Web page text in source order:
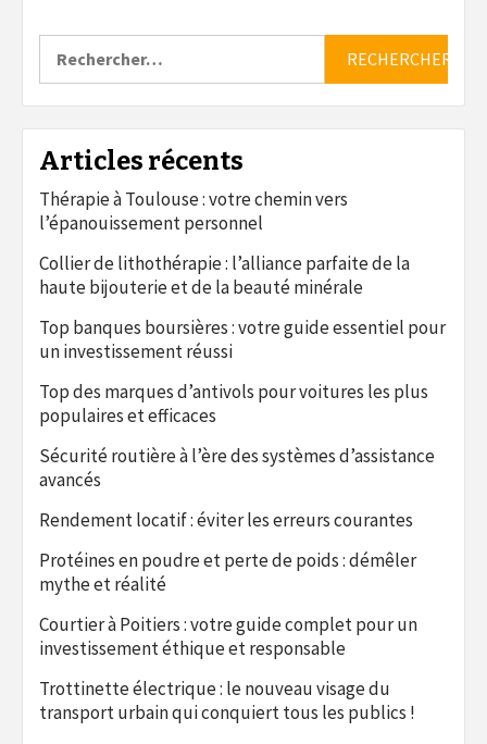
Articles récents
Thérapie à Toulouse : votre chemin vers
l’épanouissement personnel
Collier de lithothérapie : l’alliance parfaite de la
haute bijouterie et de la beauté minérale
Top banques boursières : votre guide essentiel pour
un investissement réussi
Top des marques d’antivols pour voitures les plus
populaires et efficaces
Sécurité routière à l’ère des systèmes d’assistance
avancés
Rendement locatif : éviter les erreurs courantes
Protéines en poudre et perte de poids : démêler
mythe et réalité
Courtier à Poitiers : votre guide complet pour un
investissement éthique et responsable
Trottinette électrique : le nouveau visage du
transport urbain qui conquiert tous les publics !